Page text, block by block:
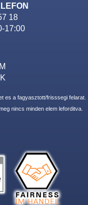
18
17:00
es a fagyasztott/frisssegi felarat.
nincs minden elem leforditva.